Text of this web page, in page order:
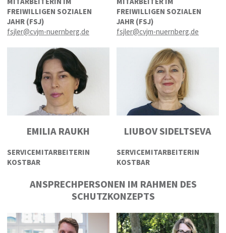
FREIWILLIGEN SOZIALEN
JAHR (FSJ)
fsjler@cvjm-nuernberg.de
FREIWILLIGEN SOZIALEN
JAHR (FSJ)
fsjler@cvjm-nuernberg.de
EMILIA RAUKH
SERVICEMITARBEITERIN
KOSTBAR
LIUBOV SIDELTSEVA
SERVICEMITARBEITERIN
KOSTBAR
ANSPRECHPERSONEN IM RAHMEN DES
SCHUTZKONZEPTS